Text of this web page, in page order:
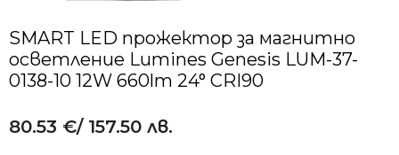
SMART LED прожектор за магнитно
осветление Lumines Genesis LUM-37-
0138-10 12W 660lm 24° CRI90
80.53 €/ 157.50 лв.